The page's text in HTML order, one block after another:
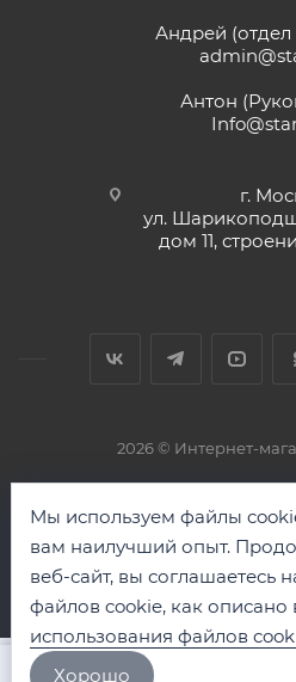
Андрей (отдел
Антон
г.
ул.
дом 11,
2026 © Интернет-
Хорошо
Мы используем файлы
вам наилучший опыт.
веб-сайт, вы соглашаетесь
файлов cookie, как описано
использования файлов